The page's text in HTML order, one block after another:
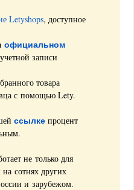
Letyshops, доступное
официальном
записи
товара
с помощью Lety.
ссылке процент
не только для
сотнях других
и зарубежом.